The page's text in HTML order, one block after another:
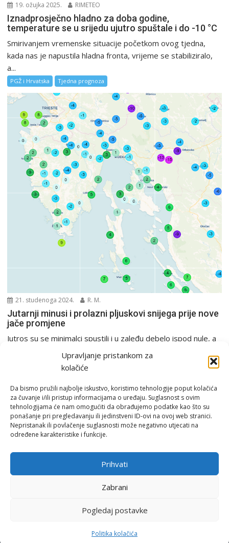
Upravljanje pristankom za
kolačiće
Da bismo pružili najbolje iskustvo, koristimo tehnologije poput kolačića
za čuvanje i/ili pristup informacijama o uređaju. Suglasnost s ovim
tehnologijama će nam omogućiti da obrađujemo podatke kao što su
ponašanje pri pregledavanju ili jedinstveni ID-ovi na ovoj web stranici.
Nepristanak ili povlačenje suglasnosti može negativno utjecati na
određene karakteristike i funkcije.
Prihvati
Zabrani
Pogledaj postavke
Politika kolačića
19. ožujka 2025. RIMETEO
Iznadprosječno hladno za doba godine,
temperature se u srijedu ujutro spuštale i do -10 °C
Smirivanjem vremenske situacije početkom ovog tjedna,
kada nas je napustila hladna fronta, vrijeme se stabiliziralo,
a...
PGŽ i Hrvatska Tjedna prognoza
21. studenoga 2024. R. M.
Jutarnji minusi i prolazni pljuskovi snijega prije nove
jače promjene
Jutros su se minimalci spustili i u zaleđu debelo ispod nule, a
u Gorskom kotaru bili...
Email: rimeteoATyahoo.com
Politika privatnosti